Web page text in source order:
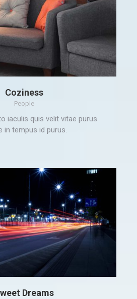
Coziness
People
iaculis quis velit vitae purus
in tempus id purus.
Dreams